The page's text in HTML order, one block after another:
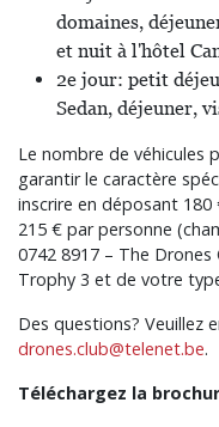
domaines,
et nuit à l'hôtel
2e jour: petit
Sedan, déjeuner,
Le nombre de véhicules
garantir le caractère
inscrire en déposant
215 € par personne
0742 8917 – The
Trophy 3 et de votre
Des questions? Veuillez
drones.club@telenet.be.
Téléchargez la